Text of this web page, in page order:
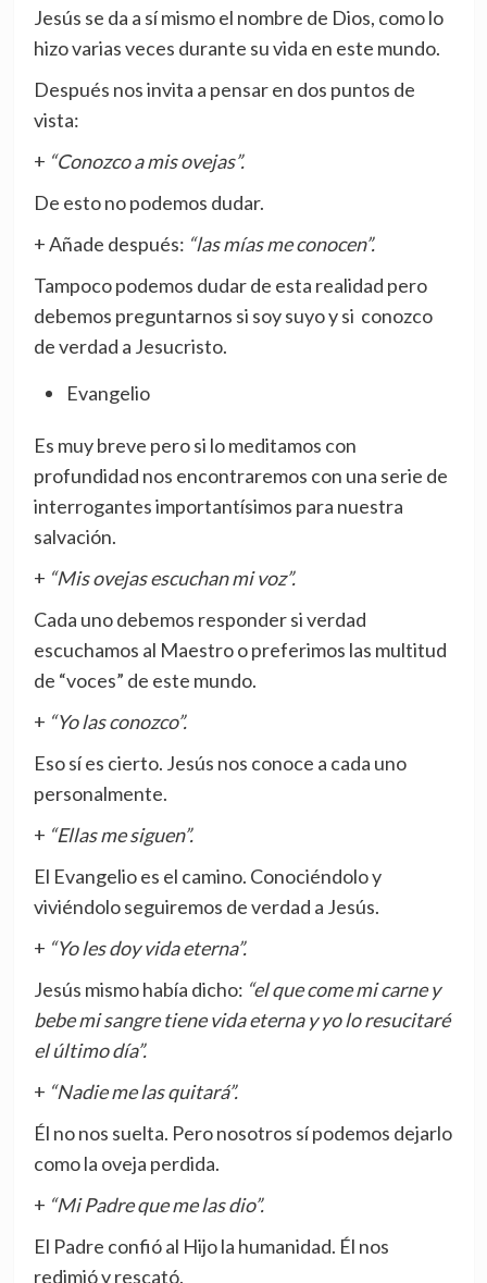
Jesús se da a sí mismo el nombre de Dios, como lo
hizo varias veces durante su vida en este mundo.
Después nos invita a pensar en dos puntos de
vista:
+ “Conozco a mis ovejas”.
De esto no podemos dudar.
+ Añade después: “las mías me conocen”.
Tampoco podemos dudar de esta realidad pero
debemos preguntarnos si soy suyo y si conozco
de verdad a Jesucristo.
Evangelio
Es muy breve pero si lo meditamos con
profundidad nos encontraremos con una serie de
interrogantes importantísimos para nuestra
salvación.
+ “Mis ovejas escuchan mi voz”.
Cada uno debemos responder si verdad
escuchamos al Maestro o preferimos las multitud
de “voces” de este mundo.
+ “Yo las conozco”.
Eso sí es cierto. Jesús nos conoce a cada uno
personalmente.
+ “Ellas me siguen”.
El Evangelio es el camino. Conociéndolo y
viviéndolo seguiremos de verdad a Jesús.
+ “Yo les doy vida eterna”.
Jesús mismo había dicho: “el que come mi carne y
bebe mi sangre tiene vida eterna y yo lo resucitaré
el último día”.
+ “Nadie me las quitará”.
Él no nos suelta. Pero nosotros sí podemos dejarlo
como la oveja perdida.
+ “Mi Padre que me las dio”.
El Padre confió al Hijo la humanidad. Él nos
redimió y rescató.